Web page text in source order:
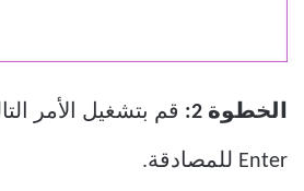
الخطوة 2: قم بتشغيل الأمر
Enter للمصادقة.